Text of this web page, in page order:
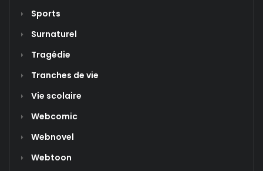
Sports
Surnaturel
Tragédie
Tranches de vie
Vie scolaire
Webcomic
Webnovel
Webtoon